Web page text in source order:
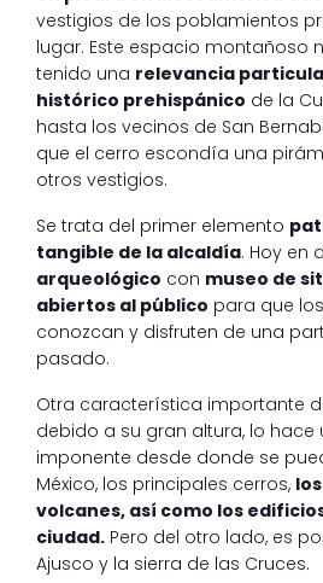
vestigios de los poblamientos
lugar. Este espacio montañoso
tenido una relevancia
histórico prehispánico de la
hasta los vecinos de San
que el cerro escondía una
otros vestigios.
Se trata del primer elemento
tangible de la alcaldía. Hoy en
arqueológico con museo de
abiertos al público para que
conozcan y disfruten de una
pasado.
Otra característica importante
debido a su gran altura, lo hace
imponente desde donde se
México, los principales cerros,
volcanes, así como los
ciudad. Pero del otro lado, es
Ajusco y la sierra de las Cruces.